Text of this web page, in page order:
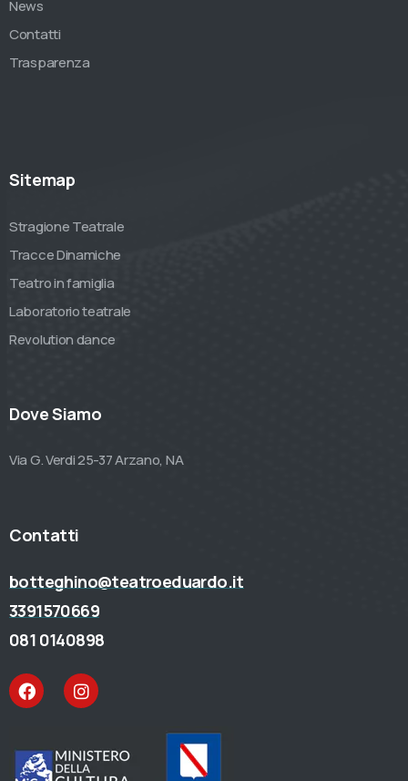
News
Contatti
Trasparenza
Sitemap
Stragione Teatrale
Tracce Dinamiche
Teatro in famiglia
Laboratorio teatrale
Revolution dance
Dove Siamo
Via G. Verdi 25-37 Arzano, NA
Contatti
botteghino@teatroeduardo.it
3391570669
081 0140898